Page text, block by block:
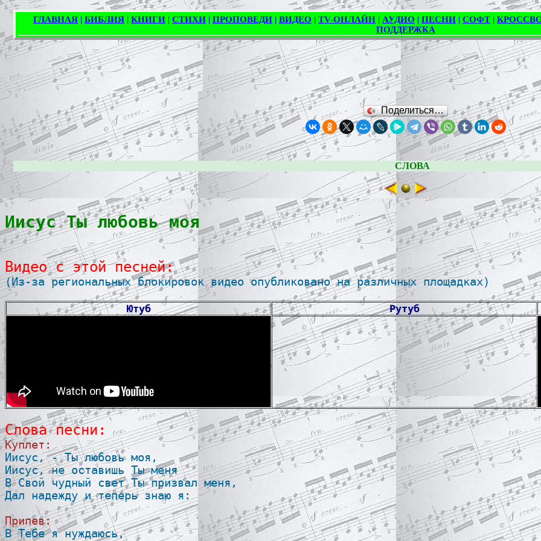
Поделиться…
СЛОВА
Иисус Ты любовь моя
Видео с этой песней:
(Из-за региональных блокировок видео опубликовано на различных площадках)
Ютуб Рутуб
Слова песни:
Куплет:
Иисус, - Ты любовь моя,
Иисус, не оставишь Ты меня
В Свой чудный свет Ты призвал меня,
Дал надежду и теперь знаю я:
Припев:
В Тебе я нуждаюсь,